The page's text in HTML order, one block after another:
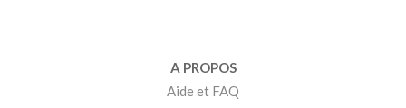
A PROPOS
Aide et FAQ